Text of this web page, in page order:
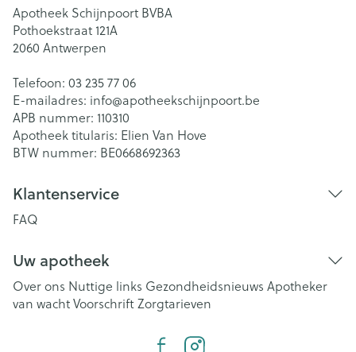
Apotheek Schijnpoort BVBA
Pothoekstraat 121A
2060 Antwerpen
Telefoon: 03 235 77 06
E-mailadres: info@apotheekschijnpoort.be
APB nummer: 110310
Apotheek titularis: Elien Van Hove
BTW nummer: BE0668692363
Klantenservice
FAQ
Uw apotheek
Over ons Nuttige links Gezondheidsnieuws Apotheker
van wachtVoorschriftZorgtarieven